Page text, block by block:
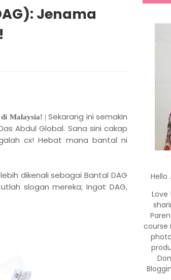
Jenama
Malaysia! |Sekarang ini semakin
Abdul Global. Sana sini cakap
cx! Hebat mana bantal ni
dikenali sebagai Bantal DAG
slogan mereka; Ingat DAG,
Hello
Love
course